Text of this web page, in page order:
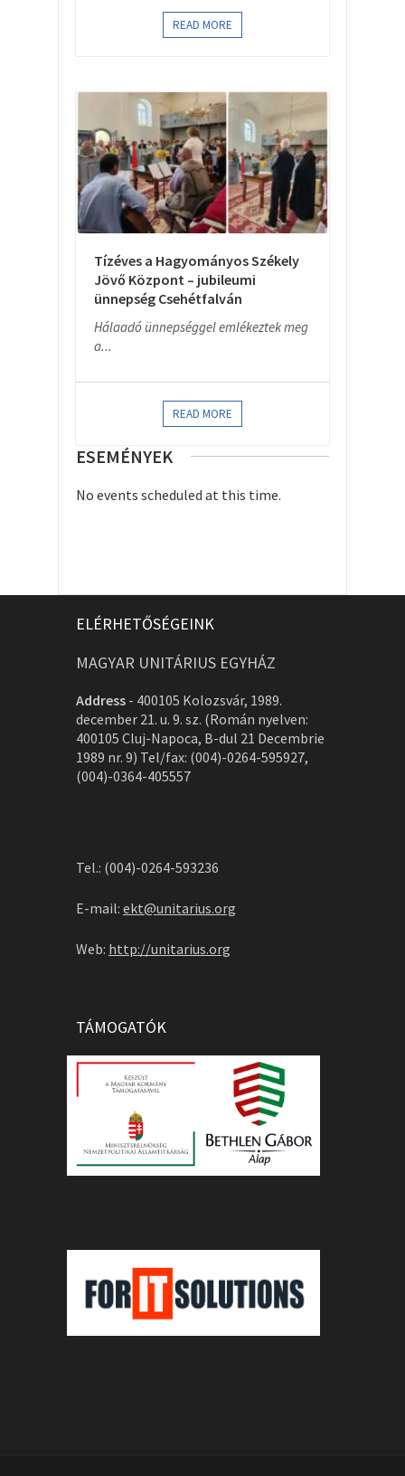
READ MORE
Tízéves a Hagyományos Székely
Jövő Központ – jubileumi
ünnepség Csehétfalván
Hálaadó ünnepséggel emlékeztek meg
a...
READ MORE
ESEMÉNYEK
No events scheduled at this time.
ELÉRHETŐSÉGEINK
MAGYAR UNITÁRIUS EGYHÁZ
Address - 400105 Kolozsvár, 1989.
december 21. u. 9. sz. (Román nyelven:
400105 Cluj-Napoca, B-dul 21 Decembrie
1989 nr. 9) Tel/fax: (004)-0264-595927,
(004)-0364-405557
Tel.: (004)-0264-593236
E-mail: ekt@unitarius.org
Web: http://unitarius.org
TÁMOGATÓK